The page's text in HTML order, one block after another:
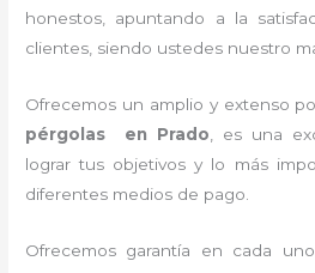
honestos, apuntando a la
clientes, siendo ustedes nuestro
Ofrecemos un amplio y extenso
pérgolas en Prado , es una
lograr tus objetivos y lo más
diferentes medios de pago.
Ofrecemos garantía en cada